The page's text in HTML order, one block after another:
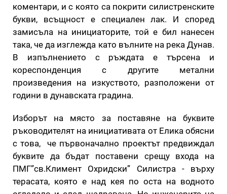
коментари, и с която са покрити силистренските
букви, всъщност е специален лак. И според
замисъла на инициаторите, той е бил нанесен
така, че да изглежда като вълните на река Дунав.
В изпълнението с ръждата е търсена и
кореспонденция с другите метални
произведения на изкуството, разположени от
години в дунавската градина.
Изборът на място за поставяне на буквите
ръководителят на инициативата от Елика обясни
с това, че първоначално проектът предвиждал
буквите да бъдат поставени срещу входа на
ПМГ”св.Климент Охридски” Силистра - върху
терасата, която е над кея по оста на водното